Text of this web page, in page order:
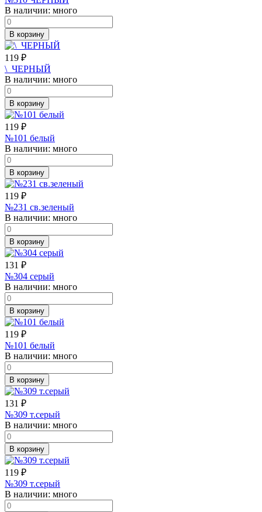
В наличии: много
В корзину
119 ₽
\_ЧЕРНЫЙ
В наличии: много
В корзину
119 ₽
№101 белый
В наличии: много
В корзину
119 ₽
№231 св.зеленый
В наличии: много
В корзину
131 ₽
№304 серый
В наличии: много
В корзину
119 ₽
№101 белый
В наличии: много
В корзину
131 ₽
№309 т.серый
В наличии: много
В корзину
119 ₽
№309 т.серый
В наличии: много